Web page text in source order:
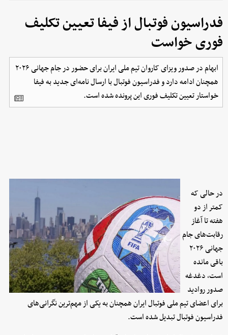
فدراسیون فوتبال از فیفا تعیین تکلیف
فوری خواست
ابهام در صدور ویزای کاروان تیم ملی ایران برای حضور در جام جهانی ۲۰۲۶
همچنان ادامه دارد و فدراسیون فوتبال با ارسال نامه‌ای جدید به فیفا
خواستار تعیین تکلیف فوری این پرونده شده است.
در حالی که
کمتر از دو
هفته تا آغاز
رقابت‌های جام
جهانی ۲۰۲۶
باقی مانده
است، دغدغه
صدور روادید
برای اعضای تیم ملی فوتبال ایران همچنان به یکی از مهم‌ترین نگرانی‌های
فدراسیون فوتبال تبدیل شده است.